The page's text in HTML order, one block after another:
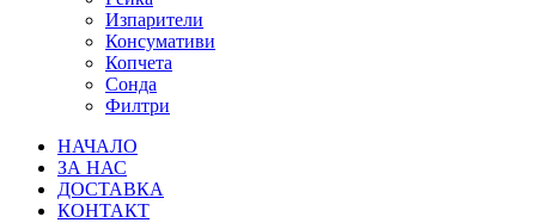
Изпарители
Консумативи
Копчета
Сонда
Филтри
НАЧАЛО
ЗА НАС
ДОСТАВКА
КОНТАКТ